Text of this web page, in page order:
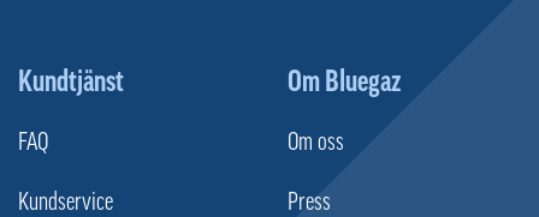
Kundtjänst
FAQ
Kundservice
Om Bluegaz
Om oss
Press